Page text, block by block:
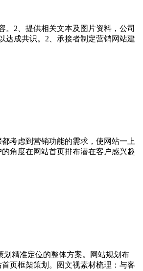
2、提供相关文本及图片资料，公司
达成共识。2、承接者制定营销网站建
考虑到营销功能的需求，使网站一上
角度在网站首页排布潜在客户感兴趣
精准定位的整体方案。网站规划布
页框架策划。图文视素材梳理：与客